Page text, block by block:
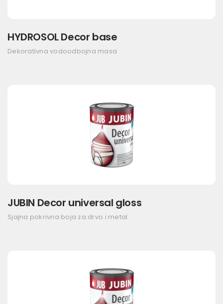
HYDROSOL Decor base
Dekorativna vodoodbojna masa
JUBIN Decor universal gloss
Sjajna pokrivna boja za drvo i metal